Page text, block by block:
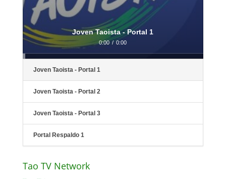
Joven Taoista - Portal 1
0:00 / 0:00
Joven Taoista - Portal 1
Joven Taoista - Portal 2
Joven Taoista - Portal 3
Portal Respaldo 1
Tao TV Network